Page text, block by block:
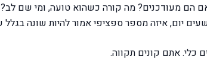
הם מעודכנים? מה קורה כשהוא טועה, ומי שם
יום, איזה מספר ספציפי אמור להיות שונה בגלל
כלי. אתם קונים תקווה.